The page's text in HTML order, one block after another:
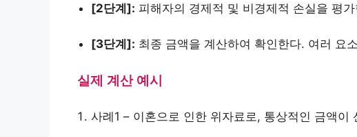
[2단계]: 피해자의 경제적 및 비경제적 손실을 평
[3단계]: 최종 금액을 계산하여 확인한다. 여러 요
실제 계산 예시
사례1 – 이혼으로 인한 위자료로, 통상적인 금액이